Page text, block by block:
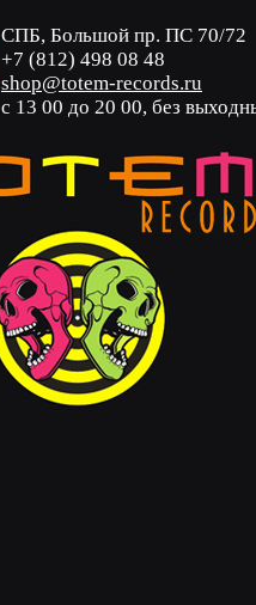
СПБ, Большой пр. ПС 70/72
+7 (812) 498 08 48
shop@totem-records.ru
с 13 00 до 20 00, без